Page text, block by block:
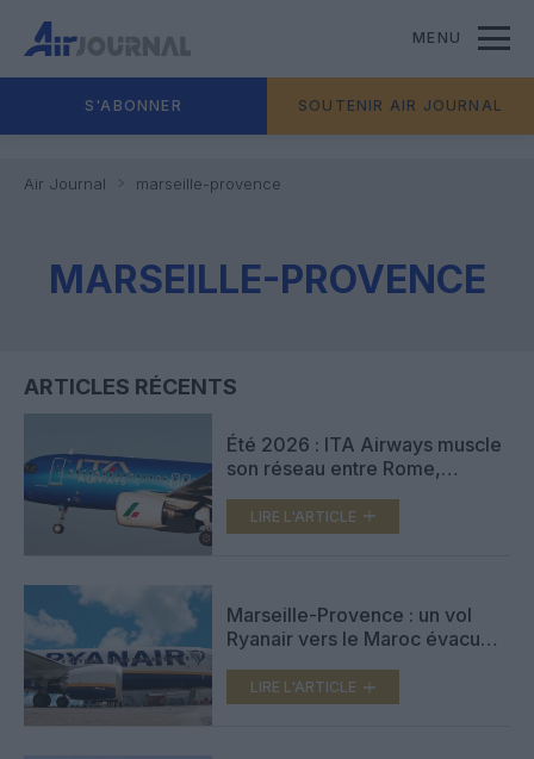
MENU
S'ABONNER SOUTENIR AIR JOURNAL
Air Journal marseille-provence
MARSEILLE-PROVENCE
ARTICLES RÉCENTS
Été 2026 : ITA Airways muscle
son réseau entre Rome,
LIRE L'ARTICLE
Marseille-Provence : un vol
Ryanair vers le Maroc évacué
lithium
LIRE L'ARTICLE